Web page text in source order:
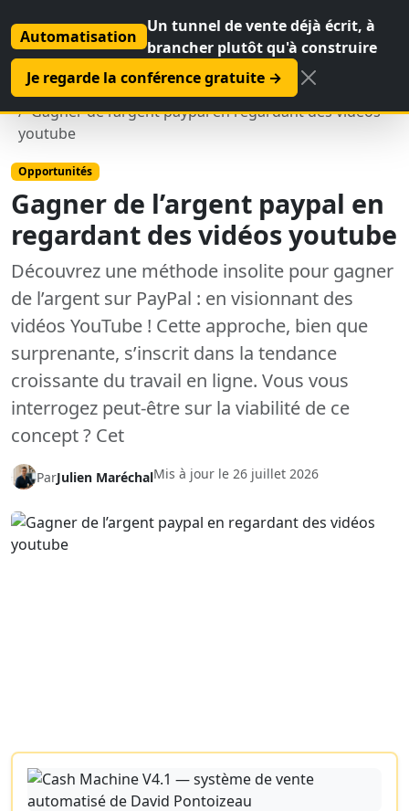
Accueil
Opportunités
Gagner de l’argent paypal en regardant des vidéos
youtube
Opportunités
Gagner de l’argent paypal en
regardant des vidéos youtube
Découvrez une méthode insolite pour gagner
de l’argent sur PayPal : en visionnant des
vidéos YouTube ! Cette approche, bien que
surprenante, s’inscrit dans la tendance
croissante du travail en ligne. Vous vous
interrogez peut-être sur la viabilité de ce
concept ? Cet
ParJulien MaréchalMis à jour le 26 juillet 2026
Automatisation
Un tunnel de vente déjà écrit, à
brancher plutôt qu'à construire
Je regarde la conférence gratuite →